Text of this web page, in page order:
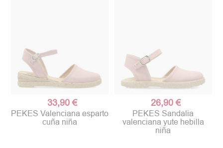
33,90 €
PEKES Valenciana esparto
cuña niña
26,90 €
PEKES Sandalia
valenciana yute hebilla
niña